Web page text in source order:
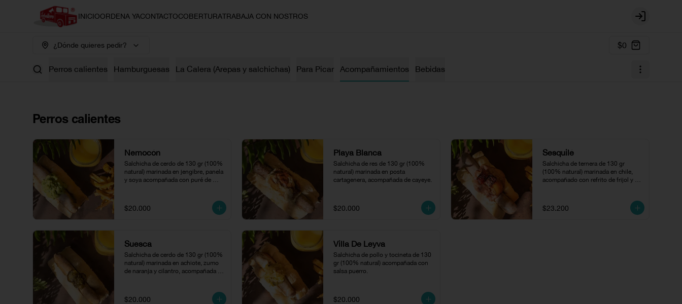
INICIOORDENA YACONTACTOCOBERTURATRABAJA CON NOSTROS
Login
¿Dónde quieres pedir? $0
Perros calientes Hamburguesas La Calera (Arepas y salchichas) Para Picar Acompañamientos Bebidas
Perros calientes
Nemocón
Salchicha de cerdo de 130 gr (100%
natural) marinada en jengibre, panela
y soya acompañada con puré de
$20.000
Playa Blanca
Salchicha de res de 130 gr (100%
natural) marinada en posta
cartagenera, acompañada de cayeye.
$20.000
Sesquilé
Salchicha de ternera de 130 gr
(100% natural) marinada en chile,
acompañado con refrito de frijol y
$23.200
Suesca
Salchicha de cerdo de 130 gr (100%
natural) marinada en achiote, zumo
de naranja y cilantro, acompañada
$20.000
Villa De Leyva
Salchicha de pollo y tocineta de 130
gr (100% natural) acompañada con
salsa puerro.
$20.000